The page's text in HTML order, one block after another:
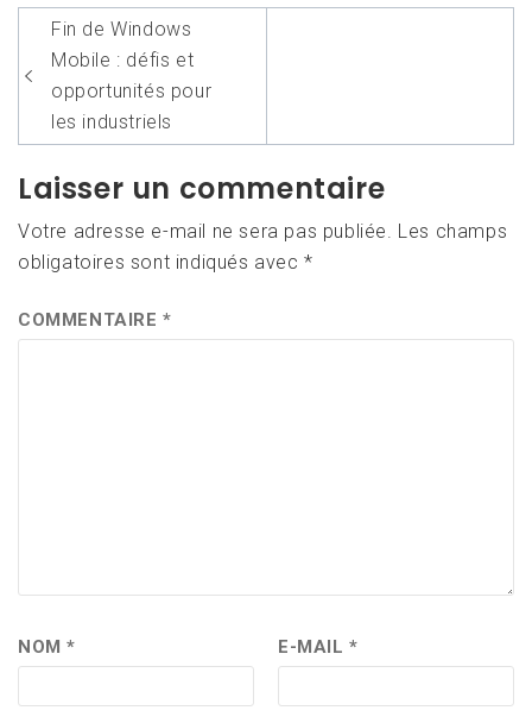
Navigation
de
l’article
Fin de Windows
Mobile : défis et
opportunités pour
les industriels
Laisser un commentaire
Votre adresse e-mail ne sera pas publiée. Les champs
obligatoires sont indiqués avec*
COMMENTAIRE*
NOM* E-MAIL*